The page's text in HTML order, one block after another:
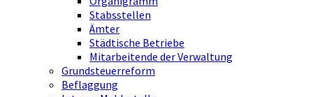
Stabsstellen
Ämter
Städtische Betriebe
Mitarbeitende der Verwaltung
Grundsteuerreform
Beflaggung